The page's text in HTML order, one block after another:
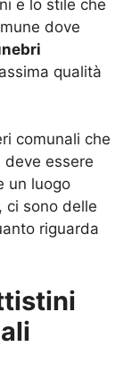
e lo stile che
dove
qualità
comunali che
deve essere
un luogo
ci sono delle
riguarda